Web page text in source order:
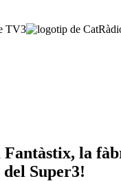
la
Super3!